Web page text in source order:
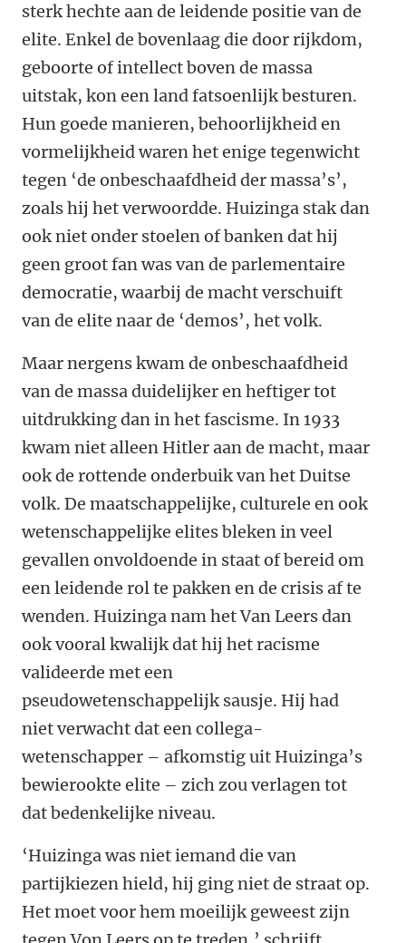
sterk hechte aan de leidende positie van de
elite. Enkel de bovenlaag die door rijkdom,
geboorte of intellect boven de massa
uitstak, kon een land fatsoenlijk besturen.
Hun goede manieren, behoorlijkheid en
vormelijkheid waren het enige tegenwicht
tegen ‘de onbeschaafdheid der massa’s’,
zoals hij het verwoordde. Huizinga stak dan
ook niet onder stoelen of banken dat hij
geen groot fan was van de parlementaire
democratie, waarbij de macht verschuift
van de elite naar de ‘demos’, het volk.
Maar nergens kwam de onbeschaafdheid
van de massa duidelijker en heftiger tot
uitdrukking dan in het fascisme. In 1933
kwam niet alleen Hitler aan de macht, maar
ook de rottende onderbuik van het Duitse
volk. De maatschappelijke, culturele en ook
wetenschappelijke elites bleken in veel
gevallen onvoldoende in staat of bereid om
een leidende rol te pakken en de crisis af te
wenden. Huizinga nam het Van Leers dan
ook vooral kwalijk dat hij het racisme
valideerde met een
pseudowetenschappelijk sausje. Hij had
niet verwacht dat een collega-
wetenschapper – afkomstig uit Huizinga’s
bewierookte elite – zich zou verlagen tot
dat bedenkelijke niveau.
‘Huizinga was niet iemand die van
partijkiezen hield, hij ging niet de straat op.
Het moet voor hem moeilijk geweest zijn